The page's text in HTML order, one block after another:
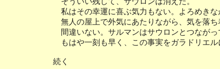
私はその幸運に喜ぶ気力もない。よろめき
無人の屋上で外気にあたりながら、気を落ち
間違いない。サルマンはサウロンとつながっ
もはや一刻も早く、この事実をガラドリエ
続く